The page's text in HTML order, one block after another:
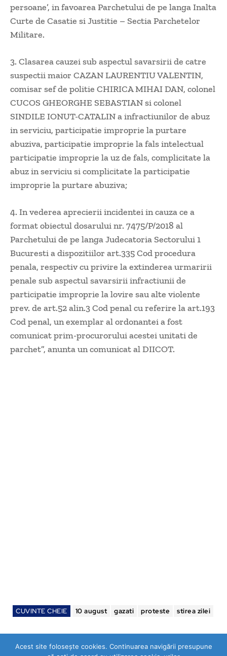
persoane’, in favoarea Parchetului de pe langa Inalta
Curte de Casatie si Justitie – Sectia Parchetelor
Militare.
3. Clasarea cauzei sub aspectul savarsirii de catre
suspectii maior CAZAN LAURENTIU VALENTIN,
comisar sef de politie CHIRICA MIHAI DAN, colonel
CUCOS GHEORGHE SEBASTIAN si colonel
SINDILE IONUT-CATALIN a infractiunilor de abuz
in serviciu, participatie improprie la purtare
abuziva, participatie improprie la fals intelectual
participatie improprie la uz de fals, complicitate la
abuz in serviciu si complicitate la participatie
improprie la purtare abuziva;
4. In vederea aprecierii incidentei in cauza ce a
format obiectul dosarului nr. 7475/P/2018 al
Parchetului de pe langa Judecatoria Sectorului 1
Bucuresti a dispozitiilor art.335 Cod procedura
penala, respectiv cu privire la extinderea urmaririi
penale sub aspectul savarsirii infractiunii de
participatie improprie la lovire sau alte violente
prev. de art.52 alin.3 Cod penal cu referire la art.193
Cod penal, un exemplar al ordonantei a fost
comunicat prim-procurorului acestei unitati de
parchet”, anunta un comunicat al DIICOT.
CUVINTE CHEIE 10 august gazati proteste stirea zilei
Acest site folosește cookies. Continuarea navigării presupune